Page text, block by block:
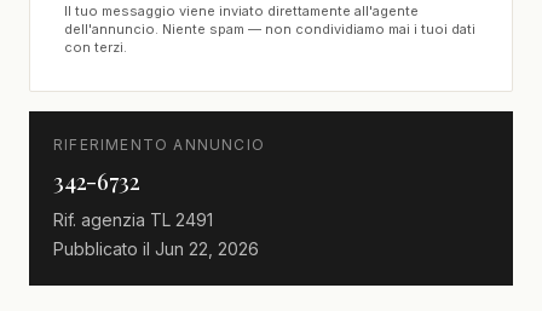
Il tuo messaggio viene inviato direttamente all'agente
dell'annuncio. Niente spam — non condividiamo mai i tuoi dati
con terzi.
RIFERIMENTO ANNUNCIO
342-6732
Rif. agenzia TL 2491
Pubblicato il Jun 22, 2026